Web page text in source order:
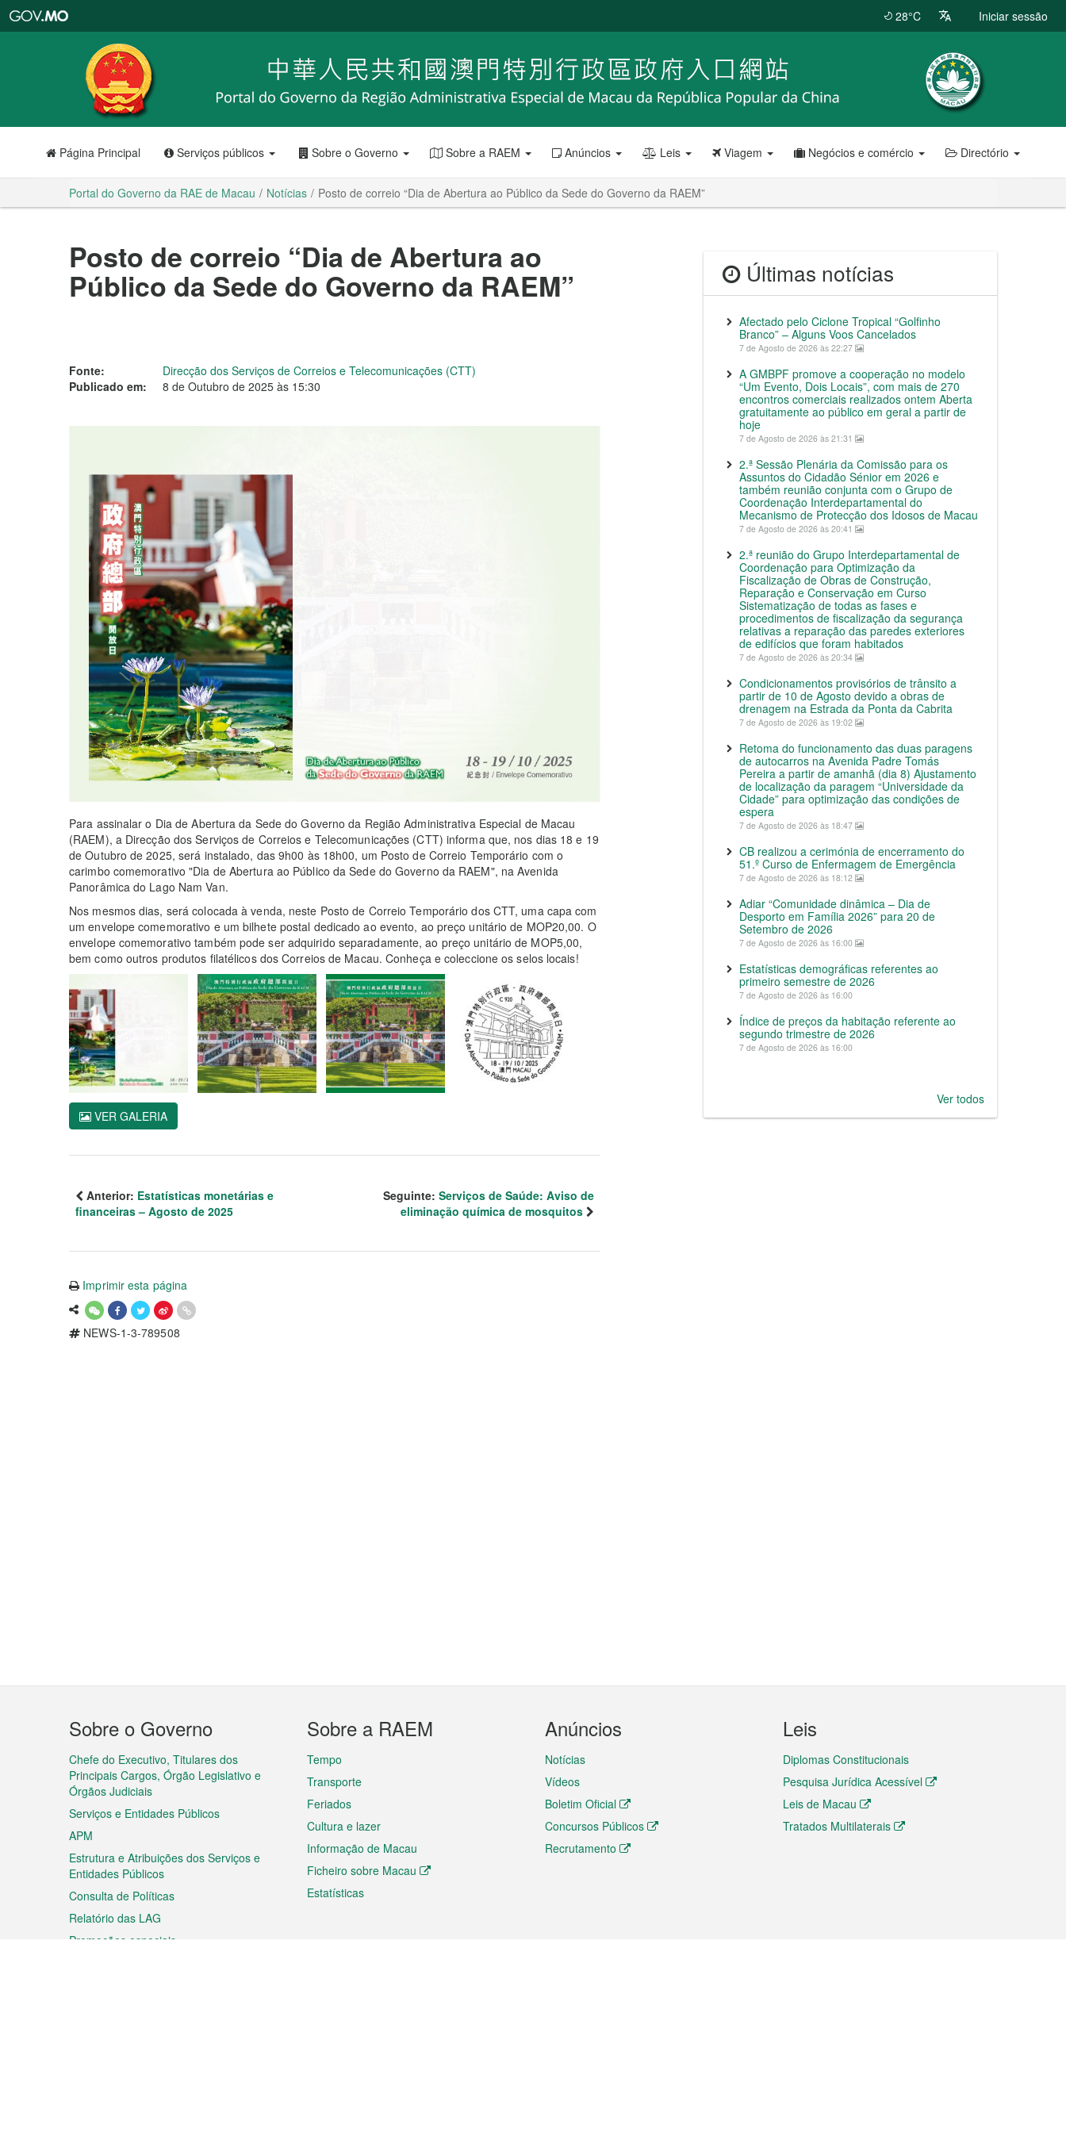
RAE
de
Macau
28°C Iniciar sessão
Página Principal Serviços públicos Sobre o Governo Sobre a RAEM Anúncios Leis Viagem Negócios e comércio Directório
Portal do Governo da RAE de Macau Notícias Posto de correio “Dia de Abertura ao Público da Sede do Governo da RAEM”
Posto de correio “Dia de Abertura ao
Público da Sede do Governo da RAEM”
Fonte:
Direcção dos Serviços de Correios e Telecomunicações (CTT)
Publicado em:
8 de Outubro de 2025 às 15:30
Para assinalar o Dia de Abertura da Sede do Governo da Região Administrativa Especial de Macau
(RAEM), a Direcção dos Serviços de Correios e Telecomunicações (CTT) informa que, nos dias 18 e 19
de Outubro de 2025, será instalado, das 9h00 às 18h00, um Posto de Correio Temporário com o
carimbo comemorativo "Dia de Abertura ao Público da Sede do Governo da RAEM", na Avenida
Panorâmica do Lago Nam Van.
Nos mesmos dias, será colocada à venda, neste Posto de Correio Temporário dos CTT, uma capa com
um envelope comemorativo e um bilhete postal dedicado ao evento, ao preço unitário de MOP20,00. O
envelope comemorativo também pode ser adquirido separadamente, ao preço unitário de MOP5,00,
bem como outros produtos filatélicos dos Correios de Macau. Conheça e coleccione os selos locais!
VER GALERIA
Anterior: Estatísticas monetárias e
financeiras – Agosto de 2025
Seguinte: Serviços de Saúde: Aviso de
eliminação química de mosquitos
Imprimir esta página
NEWS-1-3-789508
Últimas notícias
Afectado pelo Ciclone Tropical “Golfinho
Branco” – Alguns Voos Cancelados
7 de Agosto de 2026 às 22:27
A GMBPF promove a cooperação no modelo
“Um Evento, Dois Locais”, com mais de 270
encontros comerciais realizados ontem Aberta
gratuitamente ao público em geral a partir de
hoje
7 de Agosto de 2026 às 21:31
2.ª Sessão Plenária da Comissão para os
Assuntos do Cidadão Sénior em 2026 e
também reunião conjunta com o Grupo de
Coordenação Interdepartamental do
Mecanismo de Protecção dos Idosos de Macau
7 de Agosto de 2026 às 20:41
2.ª reunião do Grupo Interdepartamental de
Coordenação para Optimização da
Fiscalização de Obras de Construção,
Reparação e Conservação em Curso
Sistematização de todas as fases e
procedimentos de fiscalização da segurança
relativas a reparação das paredes exteriores
de edifícios que foram habitados
7 de Agosto de 2026 às 20:34
Condicionamentos provisórios de trânsito a
partir de 10 de Agosto devido a obras de
drenagem na Estrada da Ponta da Cabrita
7 de Agosto de 2026 às 19:02
Retoma do funcionamento das duas paragens
de autocarros na Avenida Padre Tomás
Pereira a partir de amanhã (dia 8) Ajustamento
de localização da paragem “Universidade da
Cidade” para optimização das condições de
espera
7 de Agosto de 2026 às 18:47
CB realizou a cerimónia de encerramento do
51.º Curso de Enfermagem de Emergência
7 de Agosto de 2026 às 18:12
Adiar “Comunidade dinâmica – Dia de
Desporto em Família 2026” para 20 de
Setembro de 2026
7 de Agosto de 2026 às 16:00
Estatísticas demográficas referentes ao
primeiro semestre de 2026
7 de Agosto de 2026 às 16:00
Índice de preços da habitação referente ao
segundo trimestre de 2026
7 de Agosto de 2026 às 16:00
Ver todos
Menu
do
rodapé
Sobre o Governo
Chefe do Executivo, Titulares dos
Principais Cargos, Órgão Legislativo e
Órgãos Judiciais
Serviços e Entidades Públicos
APM
Estrutura e Atribuições dos Serviços e
Entidades Públicos
Consulta de Políticas
Relatório das LAG
Promoções especiais
Sobre a RAEM
Tempo
Transporte
Feriados
Cultura e lazer
Informação de Macau
Ficheiro sobre Macau
Estatísticas
Anúncios
Notícias
Vídeos
Boletim Oficial
Concursos Públicos
Recrutamento
Leis
Diplomas Constitucionais
Pesquisa Jurídica Acessível
Leis de Macau
Tratados Multilaterais